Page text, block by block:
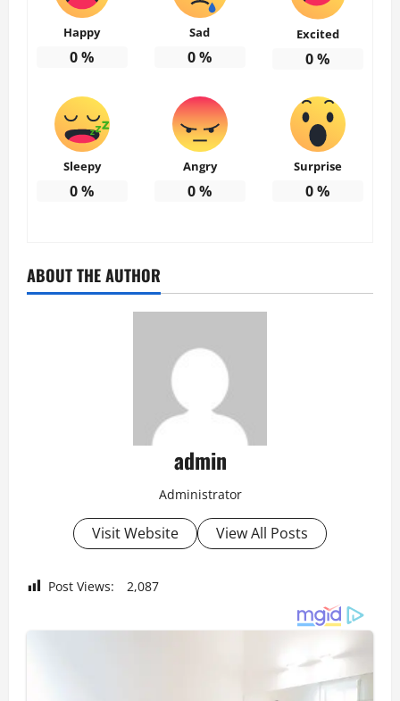
Happy
0%
Sad
0%
Excited
0%
Sleepy
0%
Angry
0%
Surprise
0%
ABOUT THE AUTHOR
admin
Administrator
Visit Website View All Posts
Post Views: 2,087